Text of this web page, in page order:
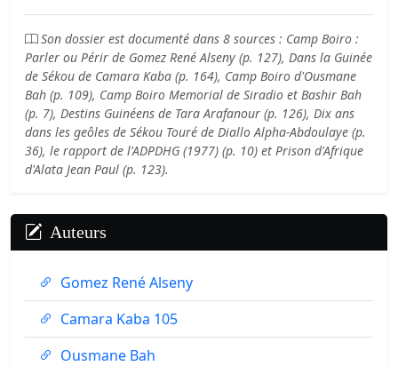
Son dossier est documenté dans 8 sources : Camp Boiro :
Parler ou Périr de Gomez René Alseny (p. 127), Dans la Guinée
de Sékou de Camara Kaba (p. 164), Camp Boiro d'Ousmane
Bah (p. 109), Camp Boiro Memorial de Siradio et Bashir Bah
(p. 7), Destins Guinéens de Tara Arafanour (p. 126), Dix ans
dans les geôles de Sékou Touré de Diallo Alpha-Abdoulaye (p.
36), le rapport de l'ADPDHG (1977) (p. 10) et Prison d'Afrique
d'Alata Jean Paul (p. 123).
Auteurs
Gomez René Alseny
Camara Kaba 105
Ousmane Bah